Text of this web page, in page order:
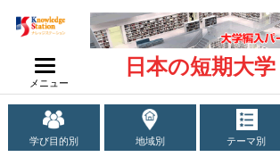
メニュー
日本の短期大学
学び目的別 地域別 テーマ別